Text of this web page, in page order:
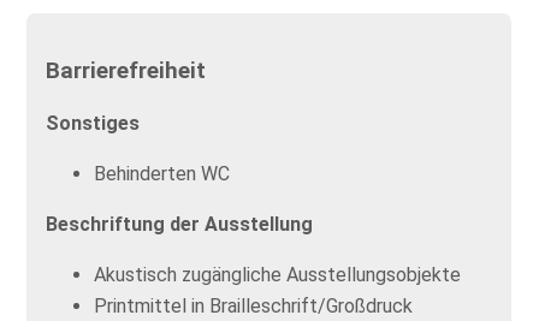
Barrierefreiheit
Sonstiges
Behinderten WC
Beschriftung der Ausstellung
Akustisch zugängliche Ausstellungsobjekte
Printmittel in Brailleschrift/Großdruck